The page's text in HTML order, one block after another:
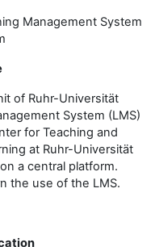
Management System
of Ruhr-Universität
System (LMS)
for Teaching and
at Ruhr-Universität
a central platform.
the use of the LMS.